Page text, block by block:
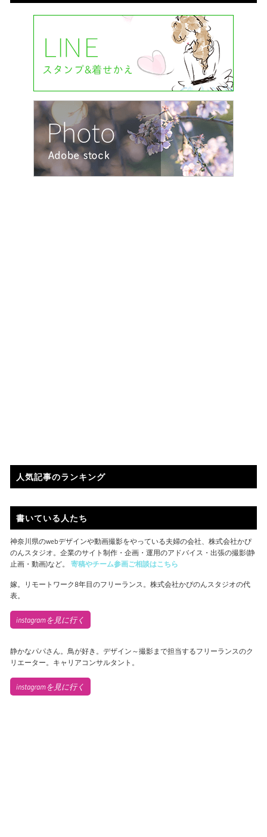
人気記事のランキング
書いている人たち
神奈川県のwebデザインや動画撮影をやっている夫婦の会社、株式会社かぴ
のんスタジオ。企業のサイト制作・企画・運用のアドバイス・出張の撮影(静
止画・動画)など。 寄稿やチーム参画ご相談はこちら
嫁。リモートワーク8年目のフリーランス。株式会社かぴのんスタジオの代
表。
instagramを見に行く
静かなパパさん。鳥が好き。デザイン～撮影まで担当するフリーランスのク
リエーター。キャリアコンサルタント。
instagramを見に行く